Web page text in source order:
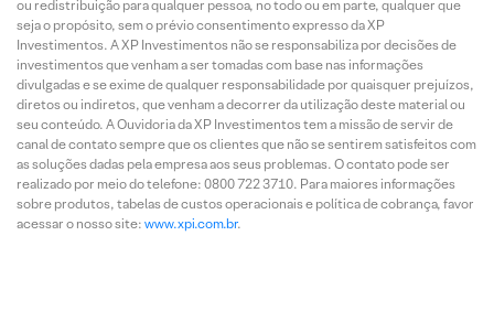
ou redistribuição para qualquer pessoa, no todo ou em parte, qualquer que
seja o propósito, sem o prévio consentimento expresso da XP
Investimentos. A XP Investimentos não se responsabiliza por decisões de
investimentos que venham a ser tomadas com base nas informações
divulgadas e se exime de qualquer responsabilidade por quaisquer prejuízos,
diretos ou indiretos, que venham a decorrer da utilização deste material ou
seu conteúdo. A Ouvidoria da XP Investimentos tem a missão de servir de
canal de contato sempre que os clientes que não se sentirem satisfeitos com
as soluções dadas pela empresa aos seus problemas. O contato pode ser
realizado por meio do telefone: 0800 722 3710. Para maiores informações
sobre produtos, tabelas de custos operacionais e política de cobrança, favor
acessar o nosso site: www.xpi.com.br.